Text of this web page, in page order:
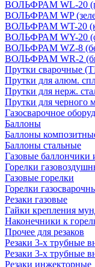
ВОЛЬФРАМ WL-20
ВОЛЬФРАМ WP
ВОЛЬФРАМ WT-20
ВОЛЬФРАМ WY-20
ВОЛЬФРАМ WZ-8
ВОЛЬФРАМ WR-2
Прутки сварочные
Прутки для алюм.
Прутки для нерж.
Прутки для черного
Газосварочное
Баллоны
Баллоны
Баллоны стальные
Газовые баллончики
Горелки
Газовые горелки
Горелки
Резаки газовые
Гайки крепления
Наконечники к
Прочее для резаков
Резаки 3-х трубные
Резаки 3-х трубные
Резаки инжекторные